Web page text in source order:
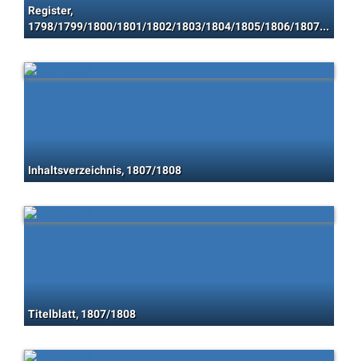
Register,
1798/1799/1800/1801/1802/1803/1804/1805/1806/1807/1808/1809/1810/1811/1812/1813/1814/1815/1816/1817/1818
Inhaltsverzeichnis, 1807/1808
Titelblatt, 1807/1808